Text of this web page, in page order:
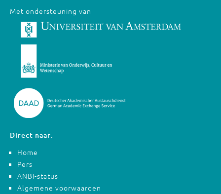
Met ondersteuning van
Direct naar:
Home
Pers
ANBI-status
Algemene voorwaarden